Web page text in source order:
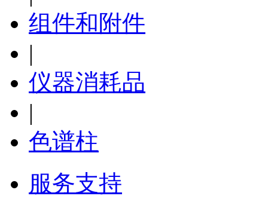
组件和附件
|
仪器消耗品
|
色谱柱
服务支持